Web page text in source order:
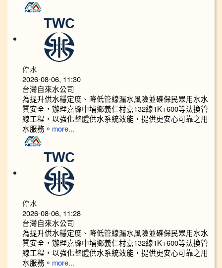
停水
2026-08-06, 11:30
台灣自來水公司
為提升供水穩定度、降低管線漏水風險並確保民眾用水水
質安全，辦理嘉縣中埔鄉義仁村嘉132線1K+600等汰換管
線工程，以強化整體供水系統效能，提供更安心可靠之用
水服務。 more...
停水
2026-08-06, 11:28
台灣自來水公司
為提升供水穩定度、降低管線漏水風險並確保民眾用水水
質安全，辦理嘉縣中埔鄉義仁村嘉132線1K+600等汰換管
線工程，以強化整體供水系統效能，提供更安心可靠之用
水服務。 more...